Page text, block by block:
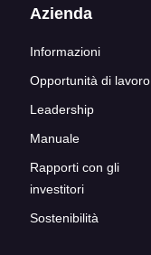
Azienda
Informazioni
Opportunità di lavoro
Leadership
Manuale
Rapporti con gli
investitori
Sostenibilità